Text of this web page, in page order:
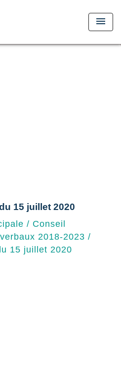
menu
15 juillet 2020
/ Conseil
2018-2023 /
15 juillet 2020